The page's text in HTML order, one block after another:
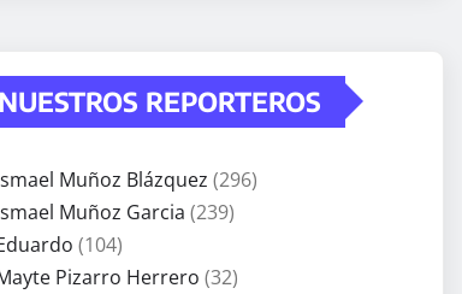
NUESTROS REPORTEROS
Muñoz Blázquez (296)
Muñoz Garcia (239)
(104)
Pizarro Herrero (32)